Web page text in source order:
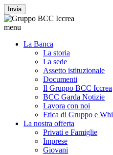
Invia
menu
La Banca
La storia
La sede
Assetto istituzionale
Documenti
Il Gruppo BCC Iccrea
BCC Garda Notizie
Lavora con noi
Etica di Gruppo e
La nostra offerta
Privati e Famiglie
Imprese
Giovani